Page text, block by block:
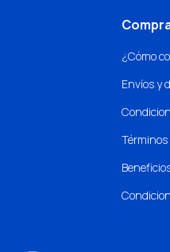
¿Cómo
Envíos y